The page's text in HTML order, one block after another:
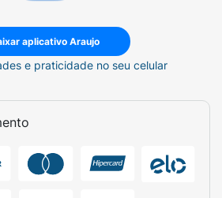
aplicativo Araujo
e praticidade no seu celular